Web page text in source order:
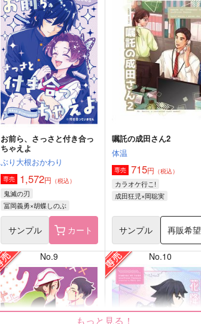
お前ら、さっさと付き合っ
ちゃえよ
ぶり大根おかわり
専売 1,572円 （税込）
鬼滅の刃
冨岡義勇×胡蝶しのぶ
サンプル カート
嘱託の成田さん2
体温
専売 715円 （税込）
カラオケ行こ!
成田狂児×岡聡実
サンプル 再販希望
No.9 No.10
もっと見る！